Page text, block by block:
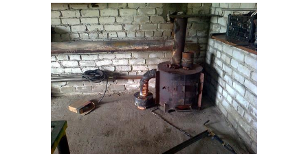
Печи с принудительной
конвекцией
Конвекция для гаража
Печь с принудительной
конвекцией
Конвекция в гараже